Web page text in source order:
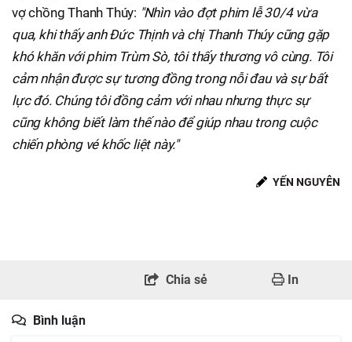
vợ chồng Thanh Thúy: "Nhìn vào đợt phim lễ 30/4 vừa
qua, khi thấy anh Đức Thịnh và chị Thanh Thúy cũng gặp
khó khăn với phim Trùm Sò, tôi thấy thương vô cùng. Tôi
cảm nhận được sự tương đồng trong nỗi đau và sự bất
lực đó. Chúng tôi đồng cảm với nhau nhưng thực sự
cũng không biết làm thế nào để giúp nhau trong cuộc
chiến phòng vé khốc liệt này."
YẾN NGUYỄN
Chia sẻ In
Bình luận